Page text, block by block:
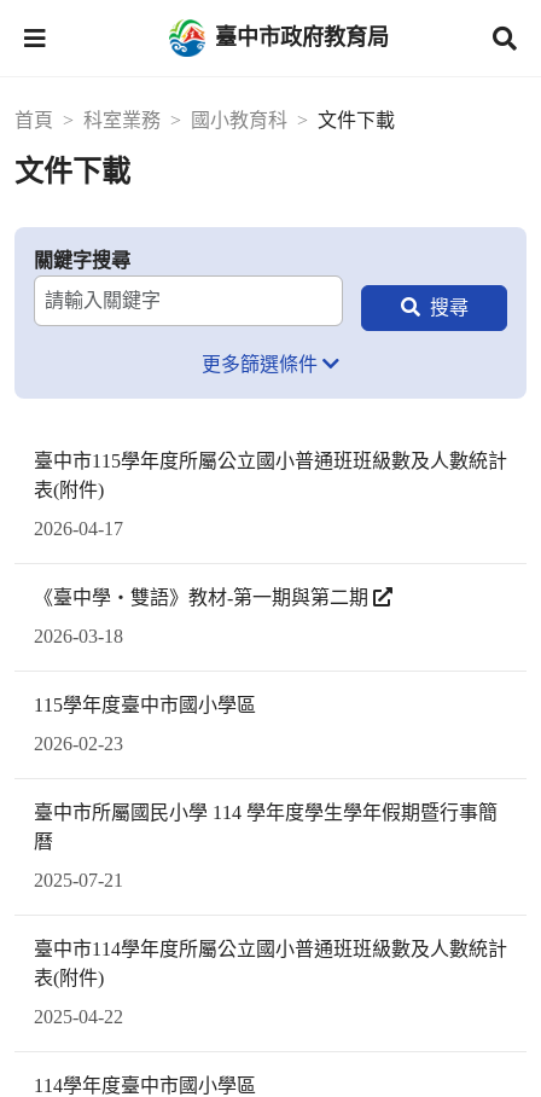
臺中市政府教育局
首頁 科室業務 國小教育科 文件下載
文件下載
關鍵字搜尋
更多篩選條件
臺中市115學年度所屬公立國小普通班班級數及人數統計
表(附件)
2026-04-17
《臺中學‧雙語》教材-第一期與第二期
2026-03-18
115學年度臺中市國小學區
2026-02-23
臺中市所屬國民小學 114 學年度學生學年假期暨行事簡
曆
2025-07-21
臺中市114學年度所屬公立國小普通班班級數及人數統計
表(附件)
2025-04-22
114學年度臺中市國小學區